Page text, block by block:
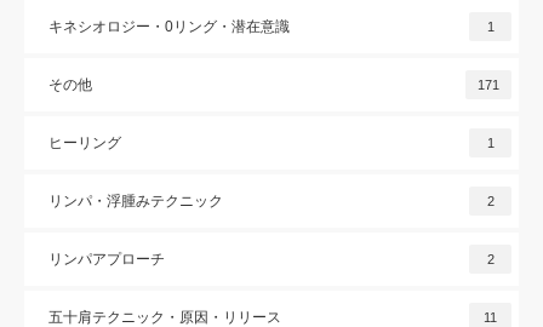
キネシオロジー・0リング・潜在意識 1
その他 171
ヒーリング 1
リンパ・浮腫みテクニック 2
リンパアプローチ 2
五十肩テクニック・原因・リリース 11